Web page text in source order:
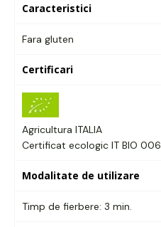
Caracteristici
Fara gluten
Certificari
Agricultura ITALIA
Certificat ecologic IT BIO 006
Modalitate de utilizare
Timp de fierbere: 3 min.